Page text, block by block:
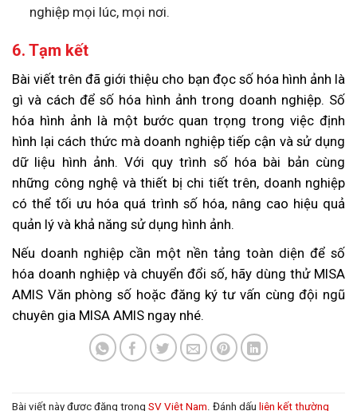
nghiệp mọi lúc, mọi nơi.
6. Tạm kết
Bài viết trên đã giới thiệu cho bạn đọc số hóa hình ảnh là
gì và cách để số hóa hình ảnh trong doanh nghiệp. Số
hóa hình ảnh là một bước quan trọng trong việc định
hình lại cách thức mà doanh nghiệp tiếp cận và sử dụng
dữ liệu hình ảnh. Với quy trình số hóa bài bản cùng
những công nghệ và thiết bị chi tiết trên, doanh nghiệp
có thể tối ưu hóa quá trình số hóa, nâng cao hiệu quả
quản lý và khả năng sử dụng hình ảnh.
Nếu doanh nghiệp cần một nền tảng toàn diện để số
hóa doanh nghiệp và chuyển đổi số, hãy dùng thử MISA
AMIS Văn phòng số hoặc đăng ký tư vấn cùng đội ngũ
chuyên gia MISA AMIS ngay nhé.
Bài viết này được đăng trong SV Việt Nam. Đánh dấu liên kết thường